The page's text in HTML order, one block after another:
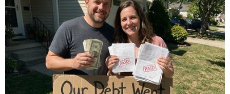
#Lượng máu dự trữ
Theo dõi VietnamPlus